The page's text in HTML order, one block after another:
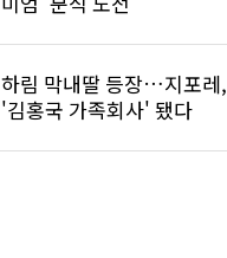
하림 막내딸 등장…지포레,
'김홍국 가족회사' 됐다